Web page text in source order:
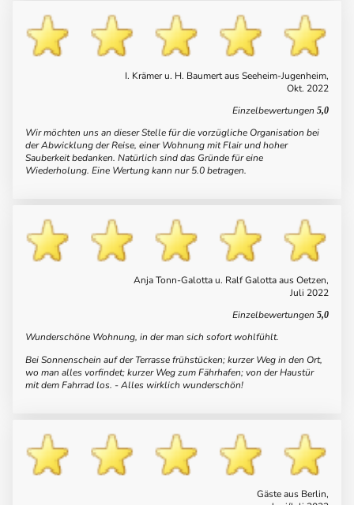
I. Krämer u. H. Baumert aus Seeheim-Jugenheim,
Okt. 2022
Einzelbewertungen 5,0
Wir möchten uns an dieser Stelle für die vorzügliche Organisation bei
der Abwicklung der Reise, einer Wohnung mit Flair und hoher
Sauberkeit bedanken. Natürlich sind das Gründe für eine
Wiederholung. Eine Wertung kann nur 5.0 betragen.
Anja Tonn-Galotta u. Ralf Galotta aus Oetzen,
Juli 2022
Einzelbewertungen 5,0
Wunderschöne Wohnung, in der man sich sofort wohlfühlt.
Bei Sonnenschein auf der Terrasse frühstücken; kurzer Weg in den Ort,
wo man alles vorfindet; kurzer Weg zum Fährhafen; von der Haustür
mit dem Fahrrad los. - Alles wirklich wunderschön!
Gäste aus Berlin,